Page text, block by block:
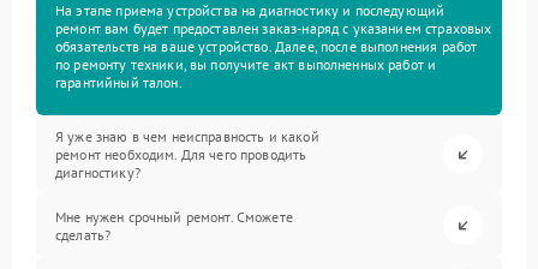
На этапе приема устройства на диагностику и последующий
ремонт вам будет предоставлен заказ-наряд с указанием страховых
обязательств на ваше устройство. Далее, после выполнения работ
по ремонту техники, вы получите акт выполненных работ и
гарантийный талон.
Я уже знаю в чем неисправность и какой
ремонт необходим. Для чего проводить
диагностику?
Мне нужен срочный ремонт. Сможете
сделать?